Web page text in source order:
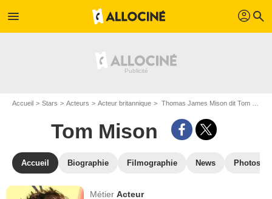
menu profil search
Accueil Stars Acteurs Acteur britannique Thomas James Mison dit Tom Mison
Tom Mison
Accueil Biographie Filmographie News Photos
MétierActeur